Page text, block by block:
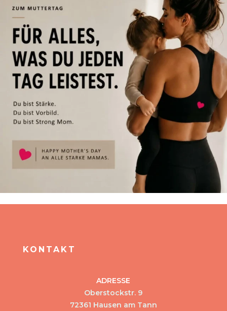
KONTAKT
ADRESSE
Oberstockstr. 9
72361 Hausen am Tann